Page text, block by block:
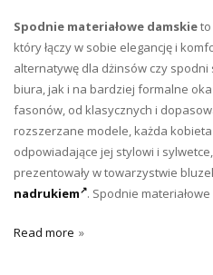
Spodnie materiałowe damskieto
który łączy w sobie elegancję i
alternatywę dla dżinsów czy
biura, jak i na bardziej formalne
fasonów, od klasycznych i
rozszerzane modele, każda
odpowiadające jej stylowi i
prezentowały w towarzystwie
nadrukiem . Spodnie
Read more